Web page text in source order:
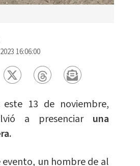
16:06:00
13 de noviembre,
a presenciaruna
un hombre de al